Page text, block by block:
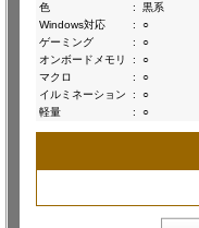
色
:
黒系
Windows対応
:
○
ゲーミング
:
○
オンボードメモリ
:
○
マクロ
:
○
イルミネーション
:
○
軽量
: ○